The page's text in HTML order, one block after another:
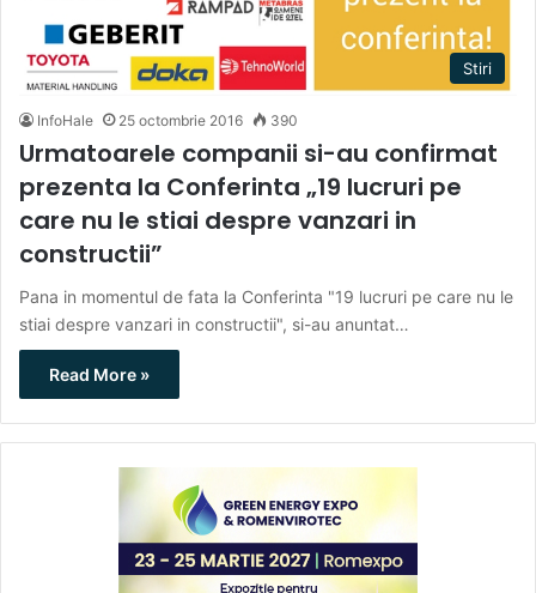
Stiri
InfoHale 25 octombrie 2016 390
Urmatoarele companii si-au confirmat
prezenta la Conferinta „19 lucruri pe
care nu le stiai despre vanzari in
constructii”
Pana in momentul de fata la Conferinta "19 lucruri pe care nu le
stiai despre vanzari in constructii", si-au anuntat…
Read More »